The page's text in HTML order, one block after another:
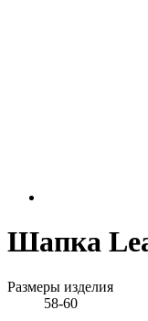
Шапка
Размеры изделия
58-60